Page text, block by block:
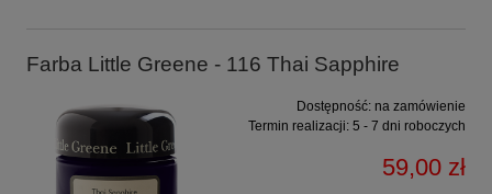
Farba Little Greene - 116 Thai Sapphire
Dostępność: na zamówienie
Termin realizacji: 5 - 7 dni roboczych
59,00 zł